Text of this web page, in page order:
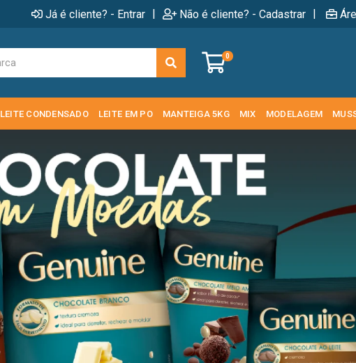
Já é cliente? - Entrar | Não é cliente? - Cadastrar |
0
LEITE CONDENSADO LEITE EM PO MANTEIGA 5KG MIX MODELAGEM